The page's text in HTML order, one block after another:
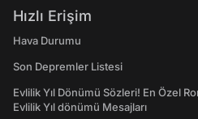
Hızlı Erişim
Hava Durumu
Son Depremler Listesi
Evlilik Yıl Dönümü Sözleri! En Özel
Evlilik Yıl dönümü Mesajları